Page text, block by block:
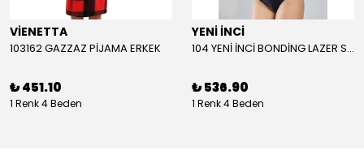
VİENETTA
103162 GAZZAZ PİJAMA ERKEK
₺ 451.10
1 Renk 4 Beden
YENİ İNCİ
104 YENİ İNCİ BONDİNG LAZER SÜTYEN KADIN
₺ 536.90
1 Renk 4 Beden